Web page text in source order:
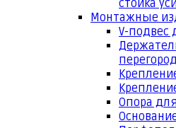
стойка
Монтажные
V-подвес
Опора